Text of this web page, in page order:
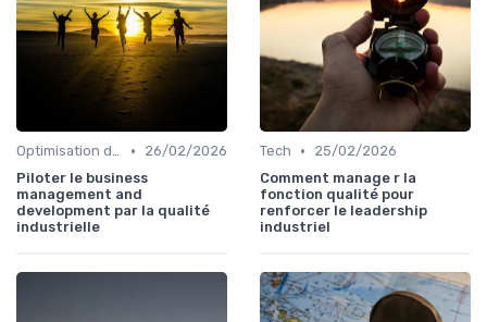
Optimisation des processus •
26/02/2026
Piloter le business
management and
development par la qualité
industrielle
Tech •
25/02/2026
Comment manage r la
fonction qualité pour
renforcer le leadership
industriel